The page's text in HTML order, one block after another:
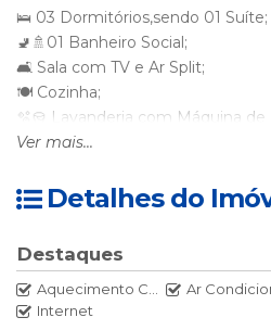
🛌 03 Dormitórios,sendo 01 Suíte;
🚽🚿01 Banheiro Social;
🛋 Sala com TV e Ar Split;
🍽 Cozinha;
🫧🪣 Lavanderia com Máquina de
🌊🥂🥩 Sacada com
⚠️ VAGA DE GARAGEMNÃO
CAMINHONETE E CARRO
🌎 WI-FI
Ver mais...
Detalhes do
Destaques
Aquecimento Central Ar
Internet